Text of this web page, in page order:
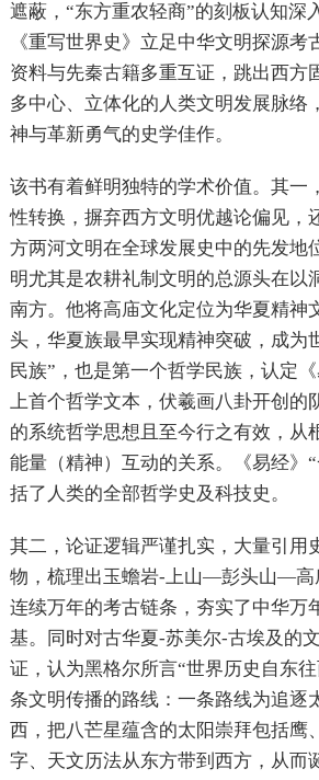
遮蔽，“东方重农轻商”的刻板认知深
《重写世界史》立足中华文明探源考
资料与先秦古籍多重互证，跳出西方
多中心、立体化的人类文明发展脉络
神与革新勇气的史学佳作。
该书有着鲜明独特的学术价值。其一
性转换，摒弃西方文明优越论偏见，
方两河文明在全球发展史中的先发地
明尤其是农耕礼制文明的总源头在以
南方。他将高庙文化定位为华夏精神
头，华夏族最早实现精神突破，成为
民族”，也是第一个哲学民族，认定
上首个哲学文本，伏羲画八卦开创的
的系统哲学思想且至今行之有效，从
能量（精神）互动的关系。《易经》
括了人类的全部哲学史及科技史。
其二，论证逻辑严谨扎实，大量引用
物，梳理出玉蟾岩-上山—彭头山—
连续万年的考古链条，夯实了中华万
基。同时对古华夏-苏美尔-古埃及的
证，认为黑格尔所言“世界历史自东
条文明传播的路线：一条路线为追逐
西，把八芒星蕴含的太阳崇拜包括鹰
字、天文历法从东方带到西方，从而